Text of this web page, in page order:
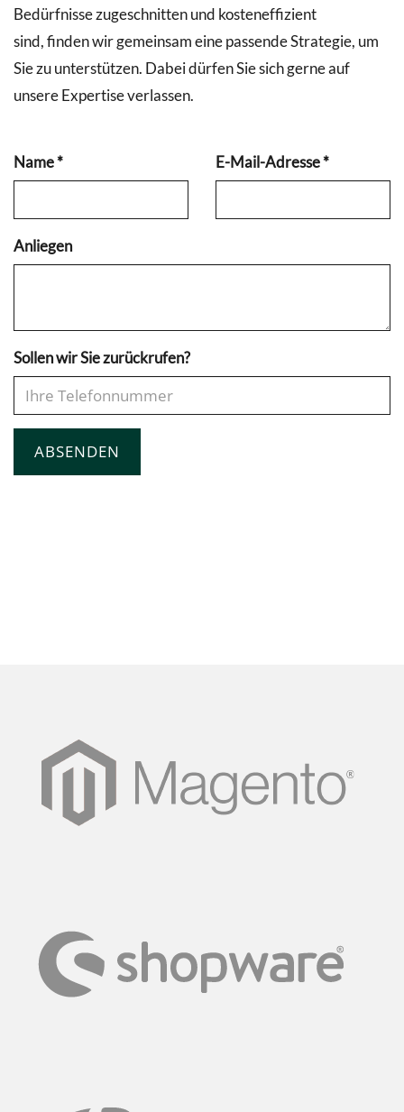
Bedürfnisse zugeschnitten und kosteneffizient
sind, finden wir gemeinsam eine passende Strategie, um
Sie zu unterstützen. Dabei dürfen Sie sich gerne auf
unsere Expertise verlassen.
Name* E-Mail-Adresse*
Anliegen
Sollen wir Sie zurückrufen?
ABSENDEN